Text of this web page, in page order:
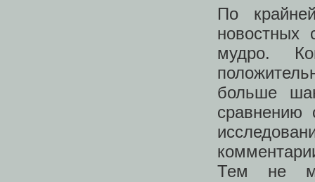
По
новостных
мудро.
больше
сравнению
Тем не